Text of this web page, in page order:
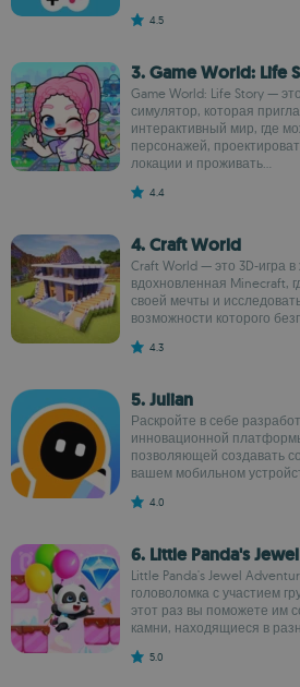
4.5
3. Game World: Life
Game World: Life Story —
симулятор, которая
интерактивный мир, где
персонажей,
локации и проживать...
4.4
4. Craft World
Craft World — это 3D-игра
вдохновленная Minecraft,
своей мечты и
возможности которого
4.3
5. Julian
Раскройте в себе
инновационной
позволяющей создавать
вашем мобильном
4.0
6. Little Panda's
Little Panda's Jewel
головоломка с участием
этот раз вы поможете им
камни, находящиеся в
5.0